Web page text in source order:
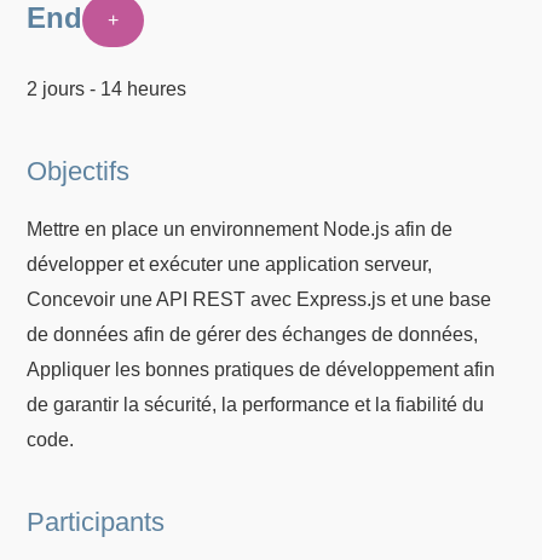
End
+
2 jours - 14 heures
Objectifs
Mettre en place un environnement Node.js afin de
développer et exécuter une application serveur,
Concevoir une API REST avec Express.js et une base
de données afin de gérer des échanges de données,
Appliquer les bonnes pratiques de développement afin
de garantir la sécurité, la performance et la fiabilité du
code.
Participants